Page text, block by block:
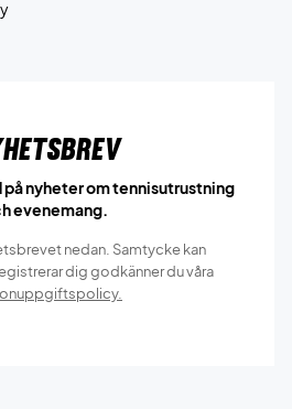
nyheter om tennisutrustning
evenemang.
nedan. Samtycke kan
dig godkänner du våra